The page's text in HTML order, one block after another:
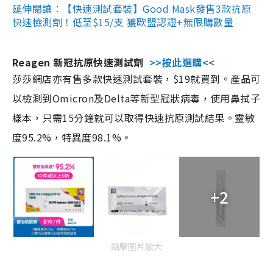
延伸閱讀：【快速測試套裝】Good Mask發售3款抗原
快速檢測劑！低至$15/支 獲歐盟認證+無限購數量
Reagen 新冠抗原快速測試劑 >>按此選購<<
莎莎網店亦有售多款快速測試套裝，$19就買到。產品可
以檢測到Omicron及Delta等新型冠狀病毒，使用鼻拭子
樣本，只需15分鐘就可以取得快速抗原測試結果。靈敏
度95.2%，特異度98.1%。
+2
點擊圖片放大